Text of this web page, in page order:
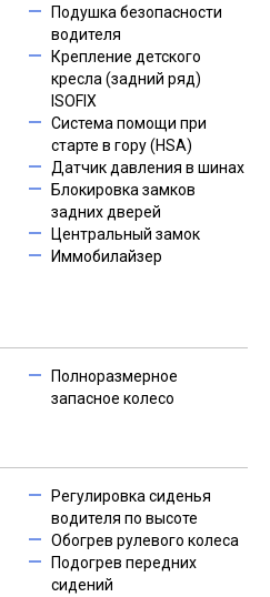
Подушка безопасности
водителя
Крепление детского
кресла (задний ряд)
ISOFIX
Система помощи при
старте в гору (HSA)
Датчик давления в шинах
Блокировка замков
задних дверей
Центральный замок
Иммобилайзер
Полноразмерное
запасное колесо
Регулировка сиденья
водителя по высоте
Обогрев рулевого колеса
Подогрев передних
сидений